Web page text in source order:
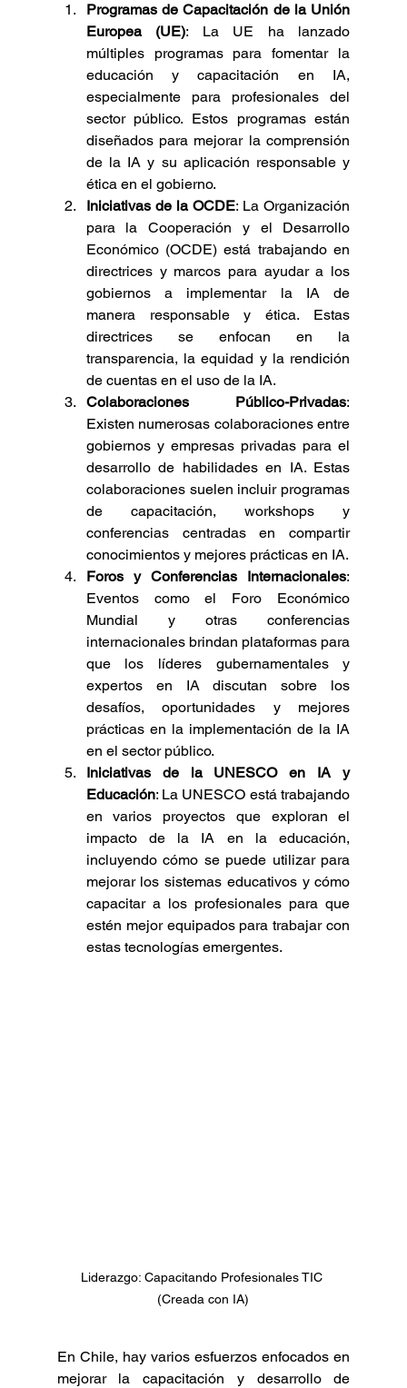
Programas de Capacitación de la Unión
Europea (UE): La UE ha lanzado
múltiples programas para fomentar la
educación y capacitación en IA,
especialmente para profesionales del
sector público. Estos programas están
diseñados para mejorar la comprensión
de la IA y su aplicación responsable y
ética en el gobierno.
Iniciativas de la OCDE: La Organización
para la Cooperación y el Desarrollo
Económico (OCDE) está trabajando en
directrices y marcos para ayudar a los
gobiernos a implementar la IA de
manera responsable y ética. Estas
directrices se enfocan en la
transparencia, la equidad y la rendición
de cuentas en el uso de la IA.
Colaboraciones Público-Privadas:
Existen numerosas colaboraciones entre
gobiernos y empresas privadas para el
desarrollo de habilidades en IA. Estas
colaboraciones suelen incluir programas
de capacitación, workshops y
conferencias centradas en compartir
conocimientos y mejores prácticas en IA.
Foros y Conferencias Internacionales:
Eventos como el Foro Económico
Mundial y otras conferencias
internacionales brindan plataformas para
que los líderes gubernamentales y
expertos en IA discutan sobre los
desafíos, oportunidades y mejores
prácticas en la implementación de la IA
en el sector público.
Iniciativas de la UNESCO en IA y
Educación: La UNESCO está trabajando
en varios proyectos que exploran el
impacto de la IA en la educación,
incluyendo cómo se puede utilizar para
mejorar los sistemas educativos y cómo
capacitar a los profesionales para que
estén mejor equipados para trabajar con
estas tecnologías emergentes.
Liderazgo: Capacitando Profesionales TIC
(Creada con IA)
En Chile, hay varios esfuerzos enfocados en
mejorar la capacitación y desarrollo de